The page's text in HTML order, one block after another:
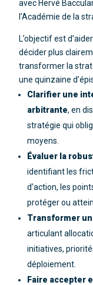
avec Hervé
l’Académie de la
L’objectif est
décider plus
transformer la
une quinzaine
Clarifier une
arbitrante, en
stratégie qui
moyens.
Évaluer la
identifiant les
d’action, les
protéger ou
Transformer
articulant
initiatives,
déploiement.
Faire accepter